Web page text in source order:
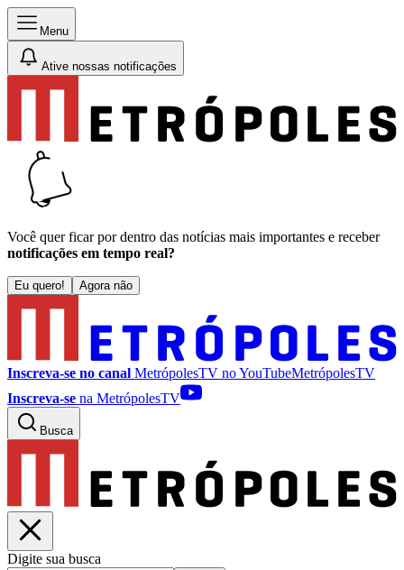
Menu
Ative nossas notificações
Você quer ficar por dentro das notícias mais importantes e receber
notificações em tempo real?
Eu quero! Agora não
Inscreva-se no canal MetrópolesTV noYouTubeMetrópolesTV
Inscreva-se na MetrópolesTV
Busca
Digite sua busca